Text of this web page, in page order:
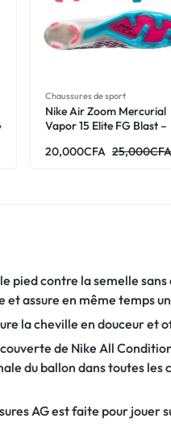
Chaussures de sport
Nike Air Zoom Mercurial
Vapor 15 Elite FG Blast –
20,000CFA 25,000CFA
pied contre la semelle
et assure en même temps
la cheville en douceur et
de Nike All
du ballon dans toutes les
AG est faite pour jouer